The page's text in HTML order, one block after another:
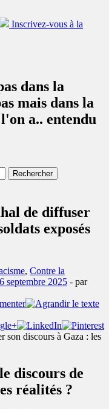
Inscrivez-vous à la
dans la
mais dans la
a.. entendu
de diffuser
exposés
, Contre la
septembre 2025 - par
discours de
réalités ?